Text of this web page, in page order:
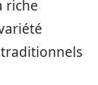
riche
traditionnels